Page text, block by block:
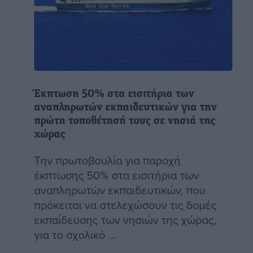
Έκπτωση 50% στα εισιτήρια των
αναπληρωτών εκπαιδευτικών για την
πρώτη τοποθέτησή τους σε νησιά της
χώρας
Την πρωτοβουλία για παροχή
έκπτωσης 50% στα εισιτήρια των
αναπληρωτών εκπαιδευτικών, που
πρόκειται να στελεχώσουν τις δομές
εκπαίδευσης των νησιών της χώρας,
για το σχολικό ...